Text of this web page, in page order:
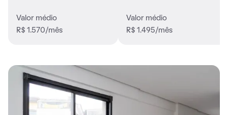
Valor médio
R$ 1.570/mês
Valor médio
R$ 1.495/mês